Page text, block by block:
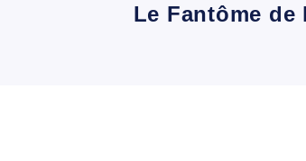
Le Fantôme